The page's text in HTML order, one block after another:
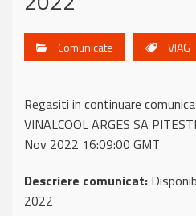
Comunicate VIAG
Regasiti in continuare
VINALCOOL ARGES SA
Nov 2022 16:09:00 GMT
Descriere comunicat:
2022